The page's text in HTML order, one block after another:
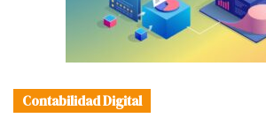
Contabilidad Digital